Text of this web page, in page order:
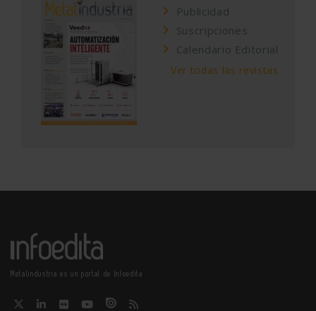
Publicidad
Suscripciones
Calendario Editorial
Ver todas las revistas
Metalindustria es un portal de Infoedita